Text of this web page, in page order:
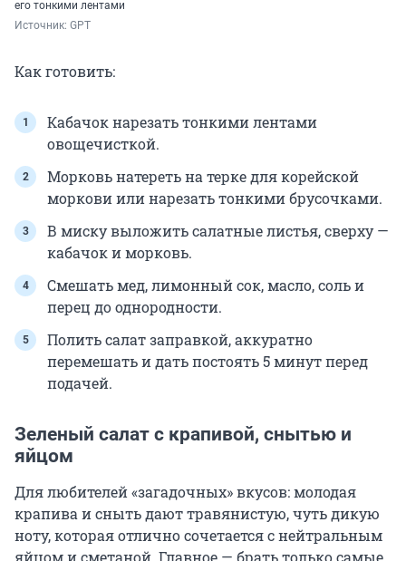
его тонкими лентами
Источник: GPT
Как готовить:
Кабачок нарезать тонкими лентами
овощечисткой.
Морковь натереть на терке для корейской
моркови или нарезать тонкими брусочками.
В миску выложить салатные листья, сверху —
кабачок и морковь.
Смешать мед, лимонный сок, масло, соль и
перец до однородности.
Полить салат заправкой, аккуратно
перемешать и дать постоять 5 минут перед
подачей.
Зеленый салат с крапивой, снытью и
яйцом
Для любителей «загадочных» вкусов: молодая
крапива и сныть дают травянистую, чуть дикую
ноту, которая отлично сочетается с нейтральным
яйцом и сметаной. Главное — брать только самые